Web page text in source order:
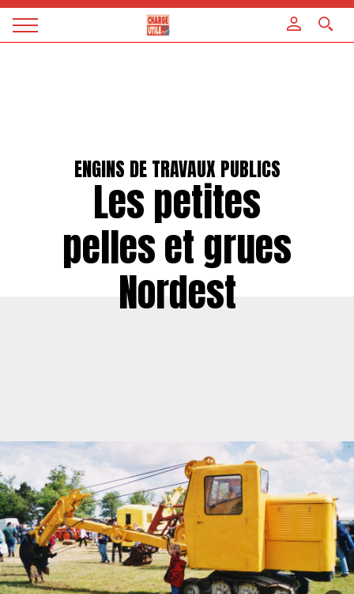
Magazine
ENGINS DE TRAVAUX PUBLICS
Les petites
pelles et grues
Nordest
Panneau de gestion des cookies